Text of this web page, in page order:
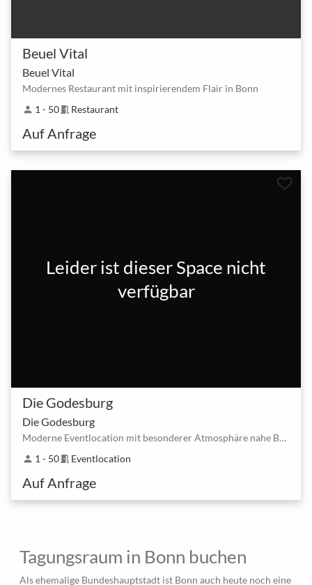
Beuel Vital
Beuel Vital
Modernes Restaurant mit inspirierendem Flair in Bonn
person 1 - 50meeting_room Restaurant
Auf Anfrage
Leider ist dieser Space nicht
verfügbar
Die Godesburg
Die Godesburg
Moderne Eventlocation mit besonderer Atmosphäre nahe Bonn Bonner Str.
person 1 - 50meeting_room Eventlocation
Auf Anfrage
Tagungsraum in Bonn buchen
Als ehemalige Bundeshauptstadt ist Bonn auch heute noch eine